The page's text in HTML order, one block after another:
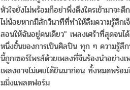
หัวใจยังไม่พร้อมก็อย่าพึ่งดึงใครเข้ามาจ
ไม่น้อยหากมีสักวินาทีที่ทำให้ลืมความรู้สึกเ
สอนให้ฉันอยู่คนเดียว" เพลงเศร้าที่สุดจน
หนึ่งขั้นของการเป็นศิลปิน ทุก ๆ ความรู้สึก
นี้ถูกเซอร์ไพรส์ด้วยเพลงที่จีนร้องนำอย่า
เพลงอาจไม่เคยได้ยินมาก่อน ทั้งหมดพร้
มมิ่งแพลตฟอร์ม